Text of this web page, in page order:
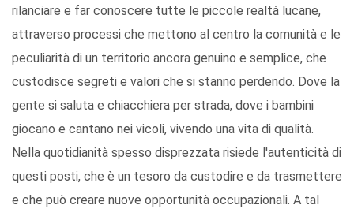
rilanciare e far conoscere tutte le piccole realtà lucane,
attraverso processi che mettono al centro la comunità e le
peculiarità di un territorio ancora genuino e semplice, che
custodisce segreti e valori che si stanno perdendo. Dove la
gente si saluta e chiacchiera per strada, dove i bambini
giocano e cantano nei vicoli, vivendo una vita di qualità.
Nella quotidianità spesso disprezzata risiede l'autenticità di
questi posti, che è un tesoro da custodire e da trasmettere
e che può creare nuove opportunità occupazionali. A tal